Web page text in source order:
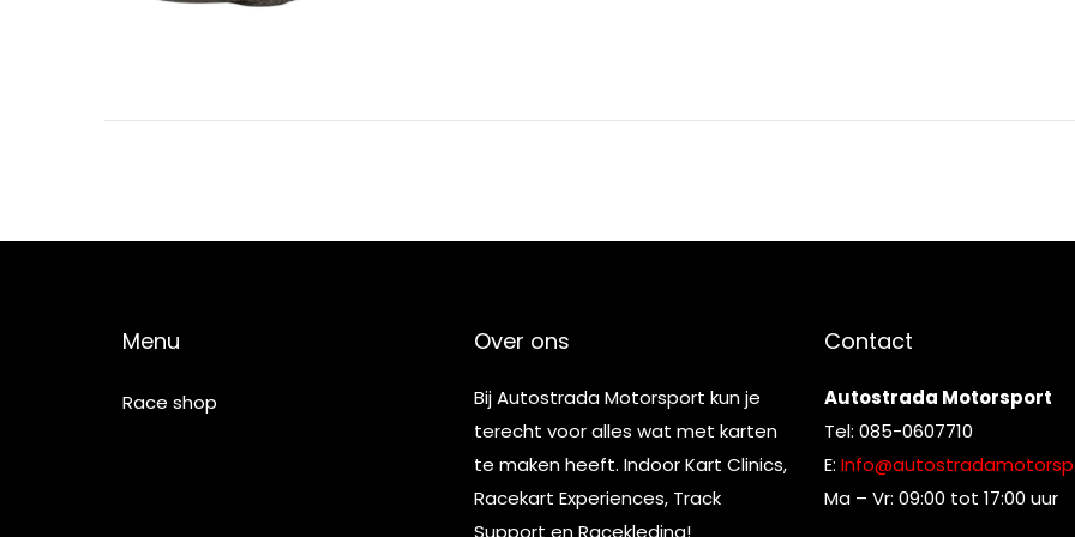
5
Menu
Race shop
Over ons
Bij Autostrada Motorsport kun je
terecht voor alles wat met karten
te maken heeft. Indoor Kart Clinics,
Racekart Experiences, Track
Support en Racekleding!
Contact
Autostrada Motorsport
Tel: 085-0607710
E:
Ma – Vr: 09:00 tot 17:00 uur